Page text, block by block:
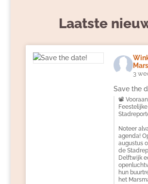
Laatste
3
Save the
📽️
Noteer
agenda!
augustus
de
Delftwijk
hun
het